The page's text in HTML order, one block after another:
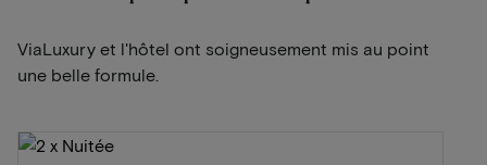
ViaLuxury et l'hôtel ont soigneusement mis au point
une belle formule.